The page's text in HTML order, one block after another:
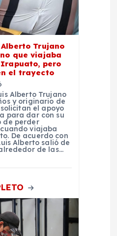
Trujano
que viajaba
pero
el trayecto
Alberto Trujano
y originario de
el apoyo
para dar con su
de perder
viajaba
De acuerdo con
Alberto salió de
de las…